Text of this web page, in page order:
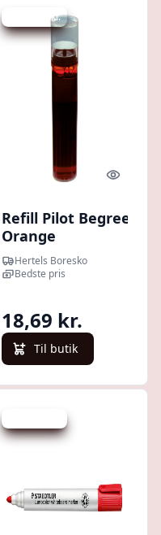
Spar 352 kr.
Quick
Refill Pilot Begreen
Orange
T/whiteboardmarker
Hertels Boresko
Bedste pris
18,69 kr.
Til butik